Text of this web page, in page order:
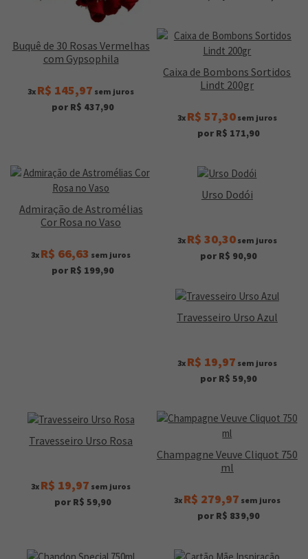
Buquê de 30 Rosas Vermelhas
com Gypsophila
3x R$ 145,97 sem juros
por R$ 437,90
Caixa de Bombons Sortidos
Lindt 200gr
3x R$ 57,30sem juros
por R$ 171,90
Admiração de Astromélias
Cor Rosa no Vaso
3x R$ 66,63 sem juros
por R$ 199,90
Urso Dodói
3x R$ 30,30sem juros
por R$ 90,90
Travesseiro Urso Azul
3x R$ 19,97 sem juros
por R$ 59,90
Travesseiro Urso Rosa
3x R$ 19,97 sem juros
por R$ 59,90
Champagne Veuve Cliquot 750
ml
3x R$ 279,97 sem juros
por R$ 839,90